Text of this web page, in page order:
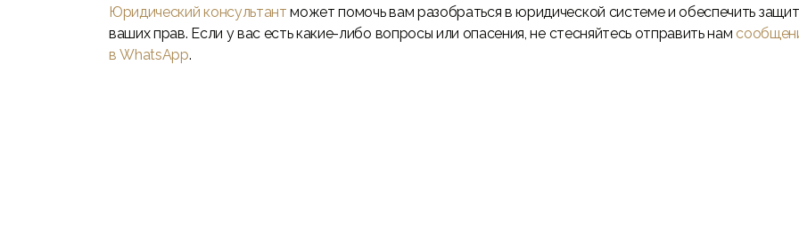
Юридический консультант может помочь вам разобраться в юридической системе и обеспечить
ваших прав. Если у вас есть какие-либо вопросы или опасения, не стесняйтесь отправить нам
в WhatsApp.